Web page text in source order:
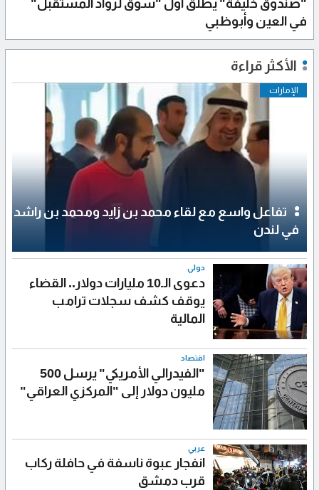
"صندوق خليفة" يطلق أول "سوق لرواد المستقبل"
في العين وأبوظبي
الأكثر قراءة
الإمارات
تفاعل واسع مع لقاء محمد بن زايد ومحمد بن راشد
في لندن
دولي
دعوى الـ10 مليارات دولار.. القضاء
يوقف كشف سجلات ترامب
المالية
اقتصاد
"الفيدرالي الأمريكي" يرسل 500
مليون دولار إلى "المركزي العراقي"
عربي
انفجار عبوة ناسفة في حافلة ركاب
قرب دمشق